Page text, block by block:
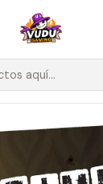
Envío GRATIS a
de Mesa
1: La Última